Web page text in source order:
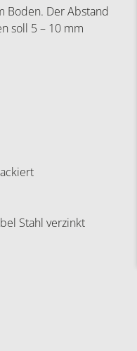
Boden. Der Abstand
soll 5 – 10 mm
Stahl verzinkt